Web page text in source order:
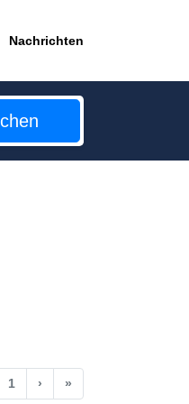
Nachrichten
1 › Nächste
»